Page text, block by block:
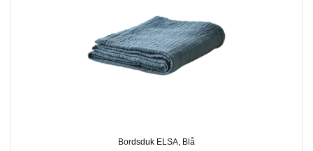
Bordsduk ELSA, Blå